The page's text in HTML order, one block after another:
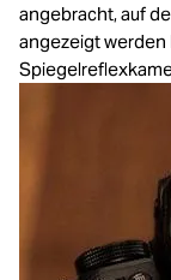
angebracht, auf
angezeigt werden